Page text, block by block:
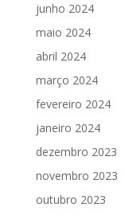
junho 2024
maio 2024
abril 2024
março 2024
fevereiro 2024
janeiro 2024
dezembro 2023
novembro 2023
outubro 2023